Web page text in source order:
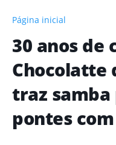
Página inicial
30 anos de
Chocolatte
traz
pontes